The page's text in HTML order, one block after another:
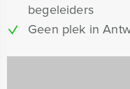
begeleiders
Geen plek in